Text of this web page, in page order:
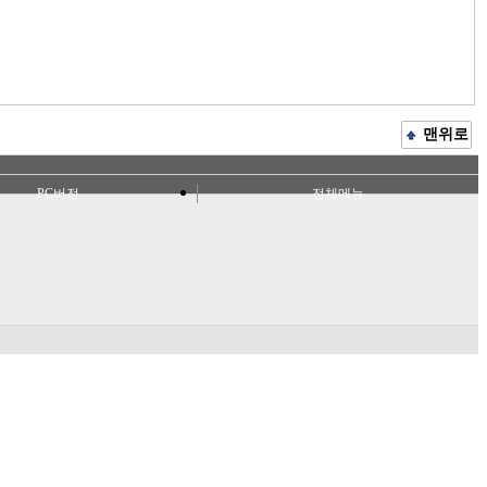
맨위로
PC버전 전체메뉴